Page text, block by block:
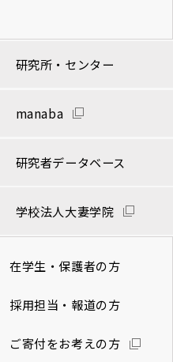
研究所・センター
manaba
研究者データベース
学校法人大妻学院
在学生・保護者の方
採用担当・報道の方
ご寄付をお考えの方